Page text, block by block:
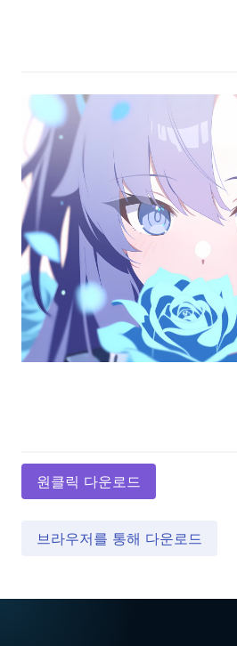
원클릭 다운로드
브라우저를 통해 다운로드